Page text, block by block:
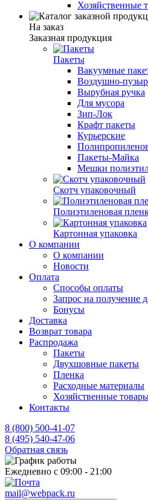
Хозяйственные
На заказ
Заказная продукция
Пакеты
Вакуумные
Воздушно-
Вырубная ручка
Для мусора
Зип-Лок
Крафт пакеты
Курьерские
Пакеты-Майка
Мешки
Скотч упаковочный
Полиэтиленовая
Картонная упаковка
О компании
О компании
Новости
Оплата
Способы оплаты
Запрос на получение
Бонусы
Доставка
Возврат товара
Распродажа
Пакеты
Двухшовные пакеты
Пленка
Расходные материалы
Хозяйственные
Контакты
8 (800) 500-41-07
8 (495) 540-47-06
Обратная связь
Ежедневно с 09:00 - 21:00
mail@webpack.ru